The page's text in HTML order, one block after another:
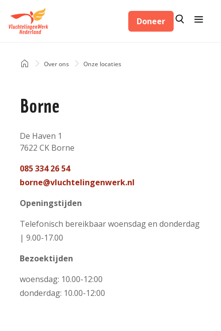
inhoud
Doneer Zoeken
Zoeken
HomeOver ons Onze locaties
Borne
De Haven 1
7622 CK Borne
Telefoon
contact
085 334 26 54
Mail
borne@vluchtelingenwerk.nl
Openingstijden
Telefonisch bereikbaar woensdag en donderdag
| 9.00-17.00
Bezoektijden
woensdag: 10.00-12:00
donderdag: 10.00-12:00
+
−